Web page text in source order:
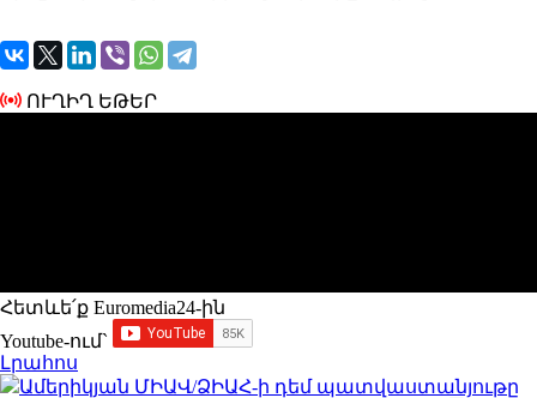
ՈՒՂԻՂ ԵԹԵՐ
Հետևե՛ք Euromedia24-ին
Youtube-ում`
Լրահոս
Ամերիկյան ՄԻԱՎ/ՁԻԱՀ-ի դեմ պատվաստանյութը